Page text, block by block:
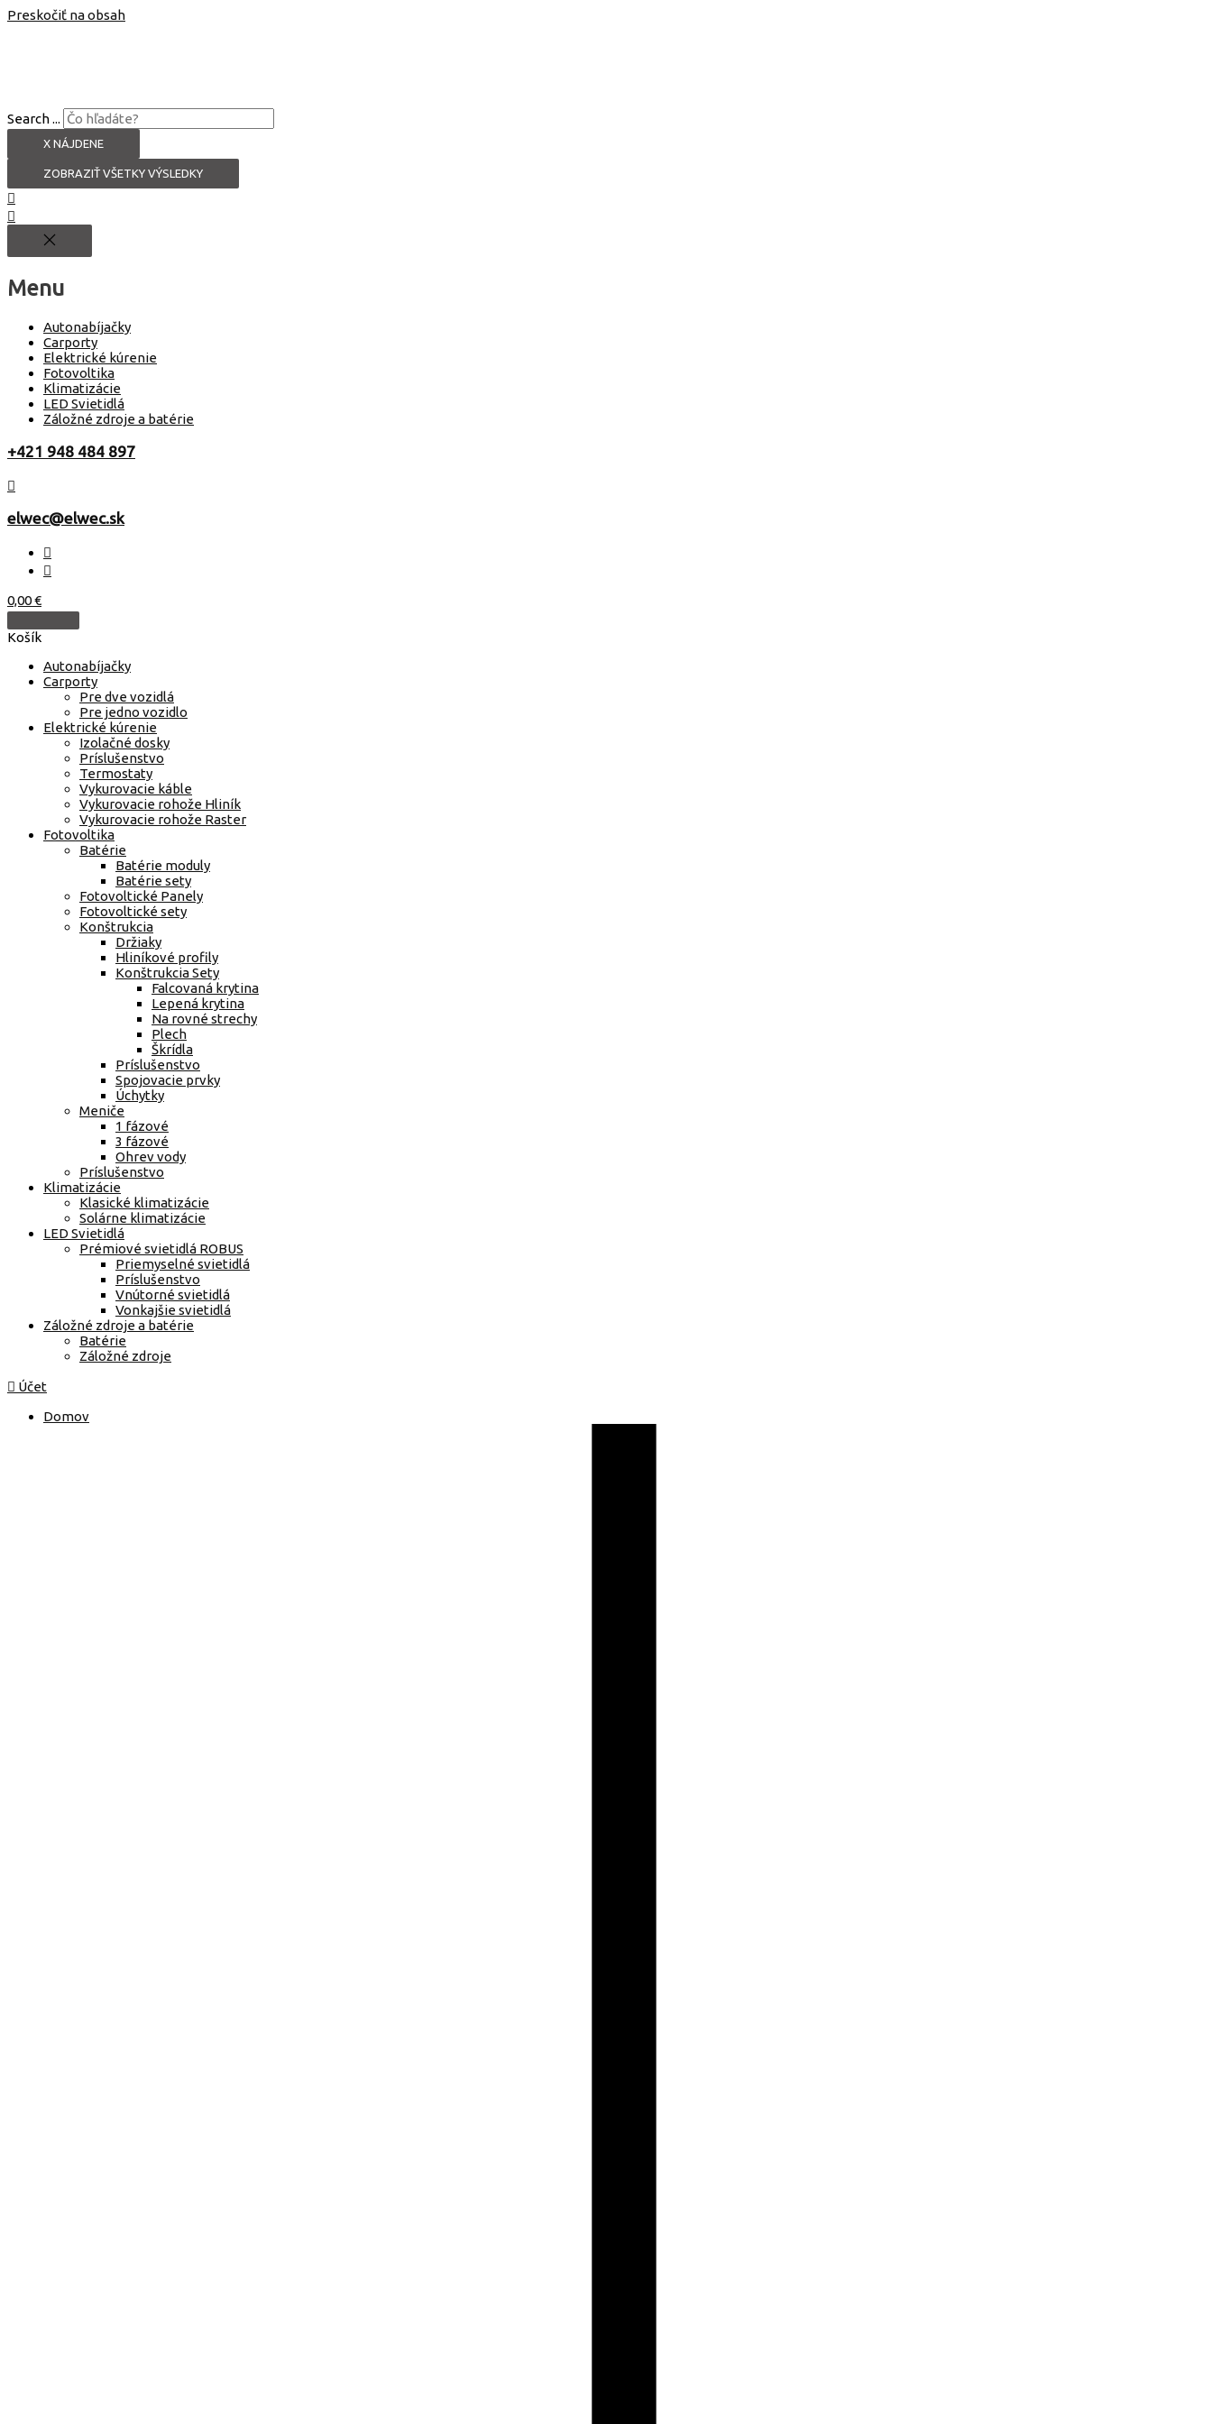
Preskočiť na obsah
Search ...
X NÁJDENE
ZOBRAZIŤ VŠETKY VÝSLEDKY
Menu
Autonabíjačky
Carporty
Elektrické kúrenie
Fotovoltika
Klimatizácie
LED Svietidlá
Záložné zdroje a batérie
+421 948 484 897
elwec@elwec.sk
0,00€
Košík
Autonabíjačky
Carporty
Pre dve vozidlá
Pre jedno vozidlo
Elektrické kúrenie
Izolačné dosky
Príslušenstvo
Termostaty
Vykurovacie káble
Vykurovacie rohože Hliník
Vykurovacie rohože Raster
Fotovoltika
Batérie
Batérie moduly
Batérie sety
Fotovoltické Panely
Fotovoltické sety
Konštrukcia
Držiaky
Hliníkové profily
Konštrukcia Sety
Falcovaná krytina
Lepená krytina
Na rovné strechy
Plech
Škrídla
Príslušenstvo
Spojovacie prvky
Úchytky
Meniče
1 fázové
3 fázové
Ohrev vody
Príslušenstvo
Klimatizácie
Klasické klimatizácie
Solárne klimatizácie
LED Svietidlá
Prémiové svietidlá ROBUS
Priemyselné svietidlá
Príslušenstvo
Vnútorné svietidlá
Vonkajšie svietidlá
Záložné zdroje a batérie
Batérie
Záložné zdroje
Účet
Domov